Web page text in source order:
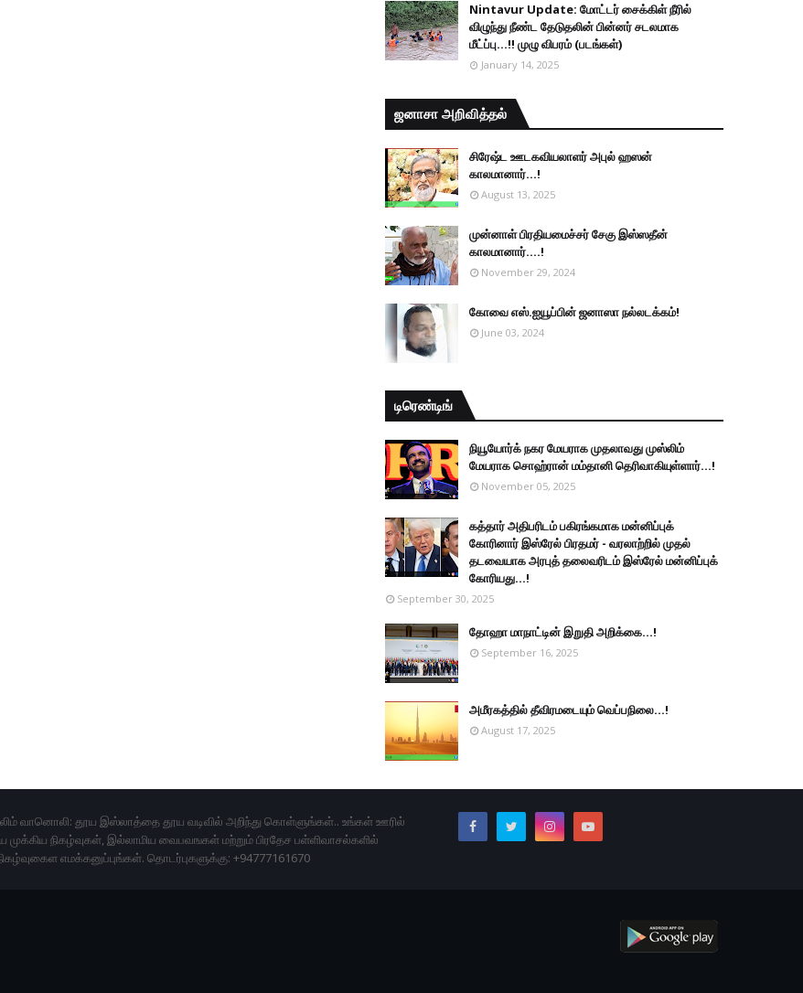
Nintavur Update: மோட்டர் சைக்கிள் நீரில்
விழுந்து நீண்ட தேடுதலின் பின்னர் சடலமாக
மீட்ப்பு…!! முழு விபரம் (படங்கள்)
January 14, 2025
ஜனாசா அறிவித்தல்
சிரேஷ்ட ஊடகவியலாளர் அபுல் ஹஸன்
காலமானார்...!
August 13, 2025
முன்னாள் பிரதியமைச்சர் சேகு இஸ்ஸதீன்
காலமானார்….!
November 29, 2024
கோவை எஸ்.ஐயூப்பின் ஜனாஸா நல்லடக்கம்!
June 03, 2024
டிரெண்டிங்
நியூயோர்க் நகர மேயராக முதலாவது முஸ்லிம்
மேயராக சொஹ்ரான் மம்தானி தெரிவாகியுள்ளார்...!
November 05, 2025
கத்தார் அதிபரிடம் பகிரங்கமாக மன்னிப்புக்
கோரினார் இஸ்ரேல் பிரதமர் - வரலாற்றில் முதல்
தடவையாக அரபுத் தலைவரிடம் இஸ்ரேல் மன்னிப்புக்
கோரியது...!
September 30, 2025
தோஹா மாநாட்டின் இறுதி அறிக்கை...!
September 16, 2025
அமீரகத்தில் தீவிரமடையும் வெப்பநிலை...!
August 17, 2025
வானொலி: தூய இஸ்லாத்தை தூய வடிவில் அறிந்து கொள்ளுங்கள்.. உங்கள் ஊரில்
முக்கிய நிகழ்வுகள், இல்லாமிய வைபவஙகள் மற்றும் பிரதேச பள்ளிவாசல்களில்
எமக்கனுப்புங்கள். தொடர்புகளுக்கு: +94777161670